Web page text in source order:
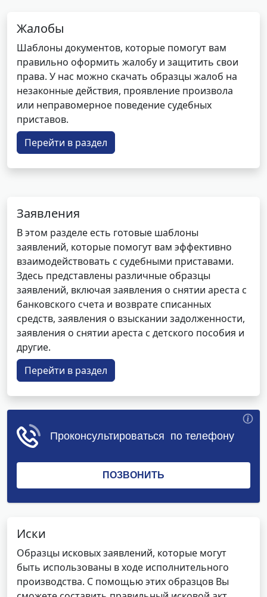
Жалобы
Шаблоны документов, которые помогут вам
правильно оформить жалобу и защитить свои
права. У нас можно скачать образцы жалоб на
незаконные действия, проявление произвола
или неправомерное поведение судебных
приставов.
Перейти в раздел
Заявления
В этом разделе есть готовые шаблоны
заявлений, которые помогут вам эффективно
взаимодействовать с судебными приставами.
Здесь представлены различные образцы
заявлений, включая заявления о снятии ареста с
банковского счета и возврате списанных
средств, заявления о взыскании задолженности,
заявления о снятии ареста с детского пособия и
другие.
Перейти в раздел
Иски
Образцы исковых заявлений, которые могут
быть использованы в ходе исполнительного
производства. С помощью этих образцов Вы